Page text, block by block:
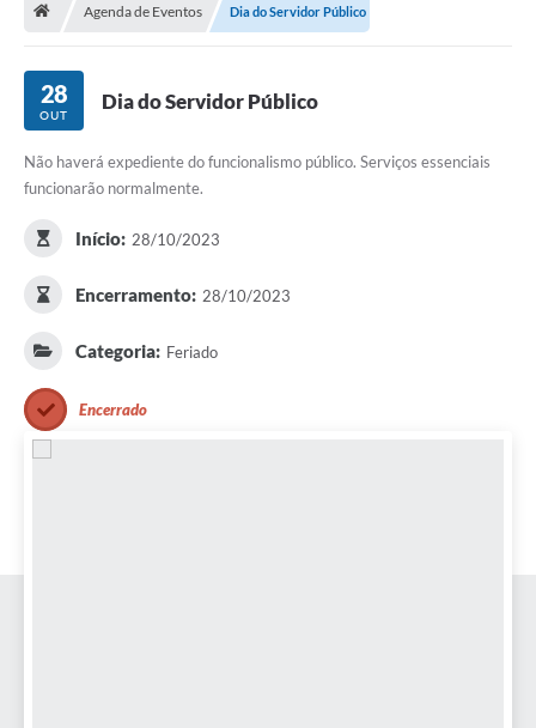
Secretarias
Links importantes
Carta de Serviços
Horários e itinerários dos ônibus urbanos de São Pedro
Medicamentos disponíveis na Farmácia Municipal
Cemitérios
Comunicação
Agenda de Eventos Dia do Servidor Público
28
OUT
Dia do Servidor Público
Não haverá expediente do funcionalismo público. Serviços essenciais
funcionarão normalmente.
Início: 28/10/2023
Encerramento: 28/10/2023
Categoria: Feriado
Encerrado